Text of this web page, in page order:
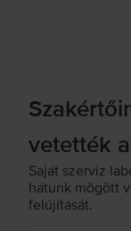
vetették
Saját szerviz
hátunk mögött
felújítását.